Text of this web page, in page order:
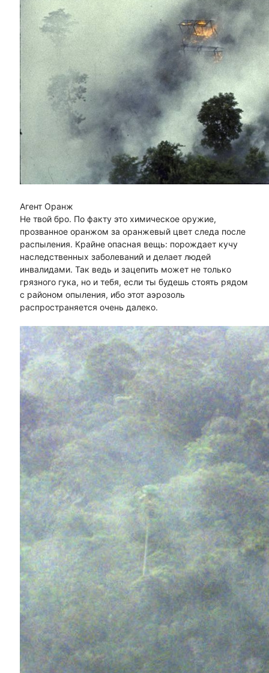
Агент Оранж
Не твой бро. По факту это химическое оружие,
прозванное оранжом за оранжевый цвет следа после
распыления. Крайне опасная вещь: порождает кучу
наследственных заболеваний и делает людей
инвалидами. Так ведь и зацепить может не только
грязного гука, но и тебя, если ты будешь стоять рядом
с районом опыления, ибо этот аэрозоль
распространяется очень далеко.